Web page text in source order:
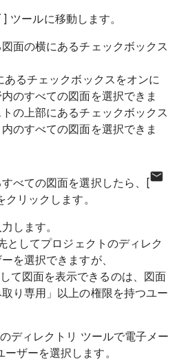
] ツールに移動します。
面の横にあるチェックボックス
あるチェックボックスをオンに
のすべての図面を選択できま
の上部にあるチェックボックス
のすべての図面を選択できま
べての図面を選択したら、[
リックします。
します。
としてプロジェクトのディレク
を選択できますが、
て図面を表示できるのは、図面
り専用」以上の権限を持つユー
ディレクトリ ツールで電子メー
ザーを選択します。